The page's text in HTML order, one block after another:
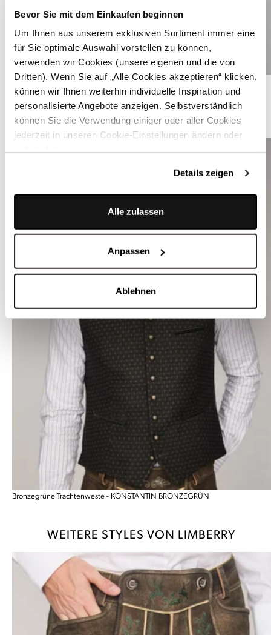
Bevor Sie mit dem Einkaufen beginnen
Um Ihnen aus unserem exklusiven Sortiment immer eine
für Sie optimale Auswahl vorstellen zu können,
verwenden wir Cookies (unsere eigenen und die von
Dritten). Wenn Sie auf „Alle Cookies akzeptieren“ klicken,
können wir Ihnen weiterhin individuelle Inspiration und
personalisierte Angebote anzeigen. Selbstverständlich
können Sie die Verwendung einiger oder aller Cookies
jederzeit in unseren Cookie-Einstellungen ändern oder
Details zeigen
Alle zulassen
Anpassen
Ablehnen
Sandfarbene Lederhose - LEOPOLD SAND
ÄHNLICHE STYLES
Bronzegrüne Trachtenweste - KONSTANTIN BRONZEGRÜN
WEITERE STYLES VON LIMBERRY